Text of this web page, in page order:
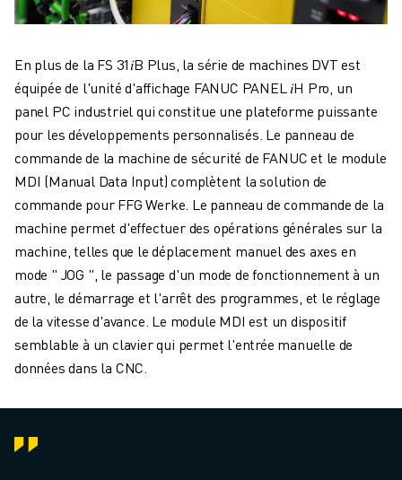
En plus de la FS 31𝑖B Plus, la série de machines DVT est
équipée de l'unité d'affichage FANUC PANEL 𝑖H Pro, un
panel PC industriel qui constitue une plateforme puissante
pour les développements personnalisés. Le panneau de
commande de la machine de sécurité de FANUC et le module
MDI (Manual Data Input) complètent la solution de
commande pour FFG Werke. Le panneau de commande de la
machine permet d'effectuer des opérations générales sur la
machine, telles que le déplacement manuel des axes en
mode " JOG ", le passage d'un mode de fonctionnement à un
autre, le démarrage et l'arrêt des programmes, et le réglage
de la vitesse d'avance. Le module MDI est un dispositif
semblable à un clavier qui permet l'entrée manuelle de
données dans la CNC.